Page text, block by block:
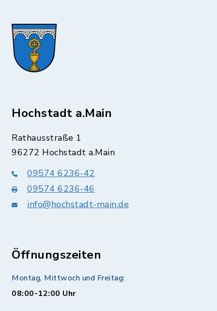
Hochstadt a.Main
Rathausstraße 1
96272 Hochstadt a.Main
09574 6236-42
09574 6236-46
info@hochstadt-main.de
Öffnungszeiten
Montag, Mittwoch und Freitag:
08:00-12:00 Uhr